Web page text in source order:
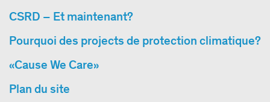
CSRD – Et maintenant?
Pourquoi des projects de protection climatique?
«Cause We Care»
Plan du site